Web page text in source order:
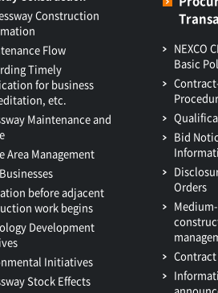
Construction
Flow
Timely
for business
etc.
Maintenance and
Area Management
before adjacent
work begins
Development
Initiatives
Stock Effects
NEXCO
Basic
Bid
Orders